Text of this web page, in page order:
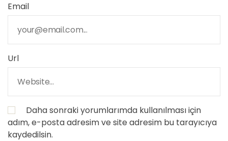
Email
Url
Daha sonraki yorumlarımda kullanılması için
adım, e-posta adresim ve site adresim bu tarayıcıya
kaydedilsin.